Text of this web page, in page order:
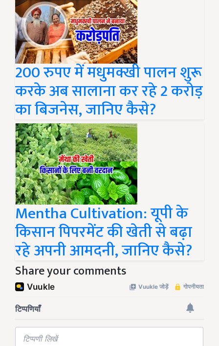
200 रुपए में मधुमक्खी पालन शुरू
करके अब सालाना कर रहे 2 करोड़
का बिजनेस, जानिए कैसे?
Mentha Cultivation: यूपी के
किसान पिपरमेंट की खेती से बढ़ा
रहे अपनी आमदनी, जानिए कैसे?
Share your comments